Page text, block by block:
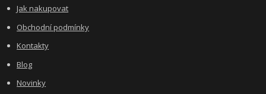
Jak nakupovat
Obchodní podmínky
Kontakty
Blog
Novinky